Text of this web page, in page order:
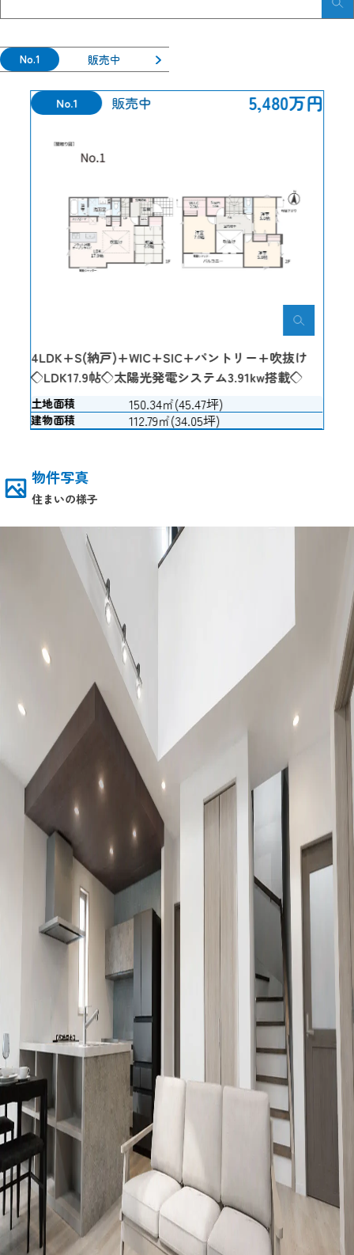
No.1 販売中
No.1 販売中 5,480万円
4LDK+S(納戸)+WIC+SIC+パントリー+吹抜け
◇LDK17.9帖◇太陽光発電システム3.91kw搭載◇
土地面積 150.34㎡(45.47坪)
建物面積 112.79㎡(34.05坪)
物件写真
住まいの様子